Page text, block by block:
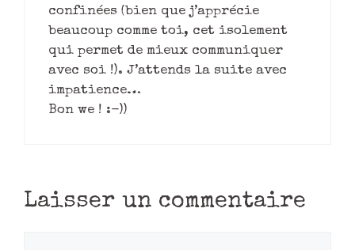
confinées (bien que j’apprécie
beaucoup comme toi, cet isolement
qui permet de mieux communiquer
avec soi !). J’attends la suite avec
impatience…
Bon we ! :-))
Laisser un commentaire